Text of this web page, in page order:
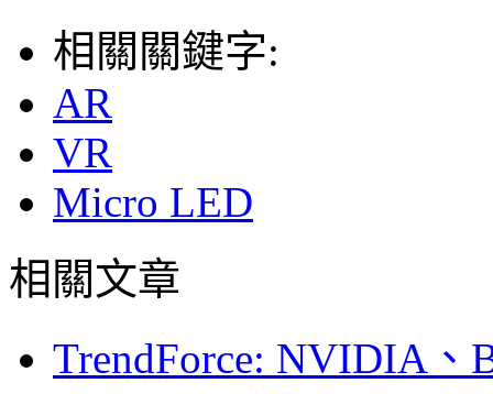
相關關鍵字:
AR
VR
Micro LED
相關文章
TrendForce: NVIDIA、